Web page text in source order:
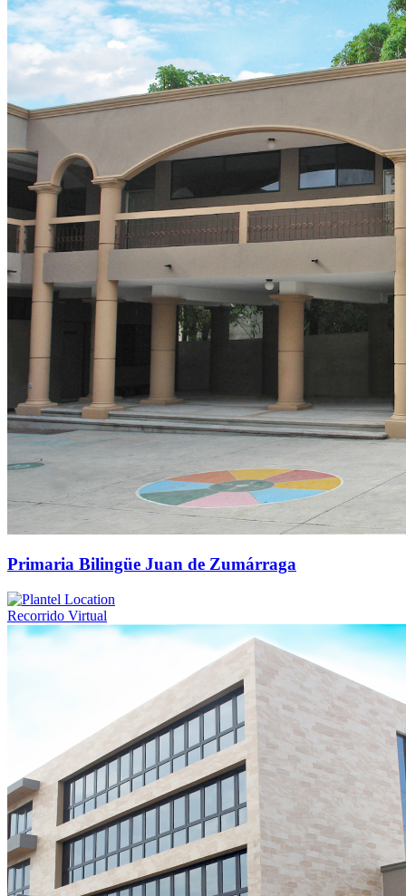
Primaria Bilingüe Juan de Zumárraga
Recorrido Virtual